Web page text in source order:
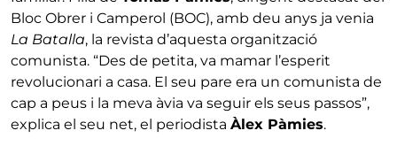
Bloc Obrer i Camperol (BOC), amb deu anys ja venia
La Batalla, la revista d’aquesta organització
comunista. “Des de petita, va mamar l’esperit
revolucionari a casa. El seu pare era un comunista de
cap a peus i la meva àvia va seguir els seus passos”,
explica el seu net, el periodista Àlex Pàmies.